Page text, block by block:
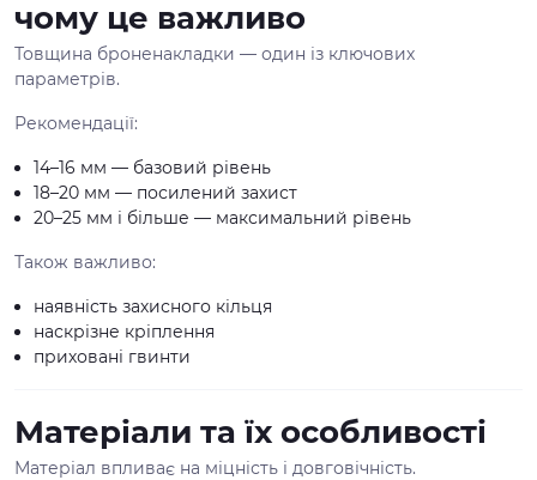
чому це важливо
Товщина броненакладки — один із ключових
параметрів.
Рекомендації:
14–16 мм — базовий рівень
18–20 мм — посилений захист
20–25 мм і більше — максимальний рівень
Також важливо:
наявність захисного кільця
наскрізне кріплення
приховані гвинти
Матеріали та їх особливості
Матеріал впливає на міцність і довговічність.